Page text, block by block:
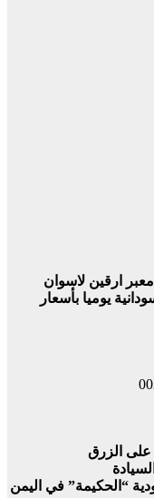
ارقين لاسوان
يوميا بأسعار
الزرق
“الحكيمة” في اليمن